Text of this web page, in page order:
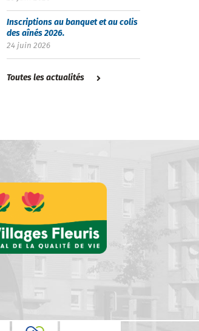
Inscriptions au banquet et au colis
des aînés 2026.
24 juin 2026
Toutes les actualités